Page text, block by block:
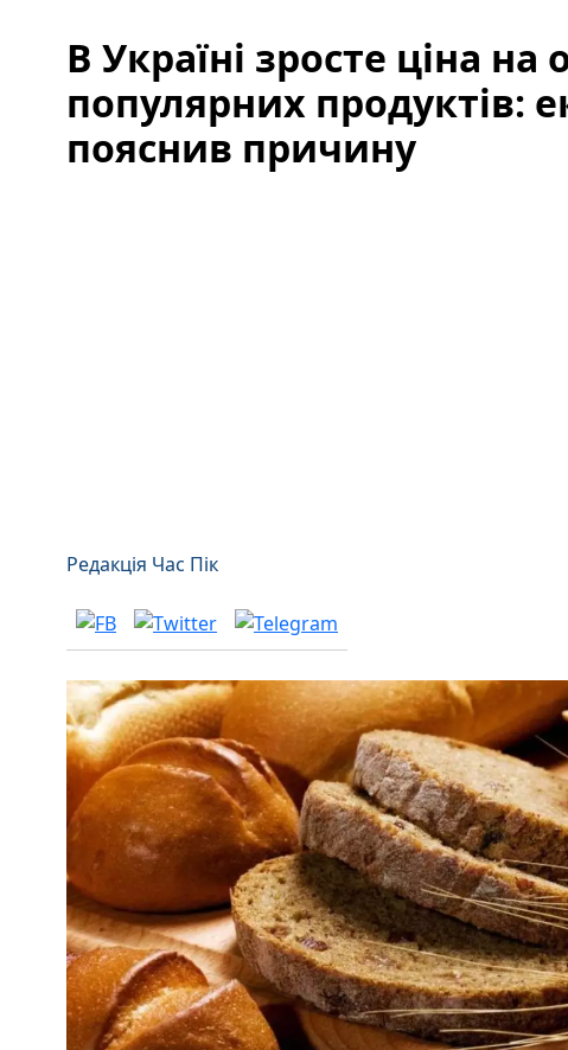
В Україні зросте ціна на
популярних продуктів:
пояснив причину
Редакція Час Пік